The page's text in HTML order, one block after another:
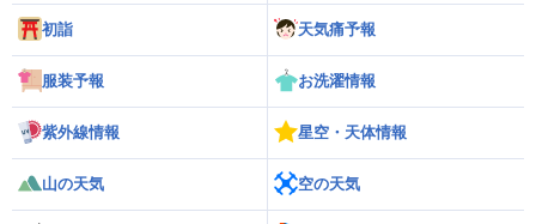
初詣 天気痛予報
服装予報 お洗濯情報
紫外線情報 星空・天体情報
山の天気 空の天気